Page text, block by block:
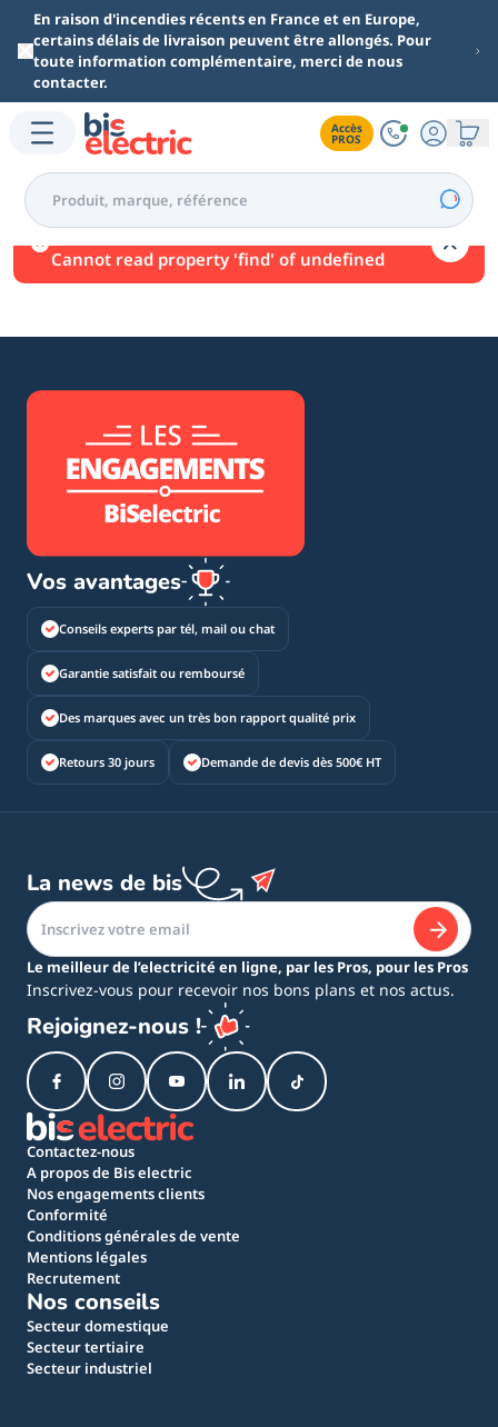
Aller au contenu principal
En raison d'incendies récents en France et en Europe,
certains délais de livraison peuvent être allongés. Pour
toute information complémentaire, merci de nous
contacter.
Accès
PROS
Une erreur est survenue.
Cannot read property 'find' of undefined
Vos avantages
Conseils experts par tél, mail ou chat
Garantie satisfait ou remboursé
Des marques avec un très bon rapport qualité prix
Retours 30 jours Demande de devis dès 500€ HT
La news de bis
Le meilleur de l’electricité en ligne, par les Pros, pour les Pros
Inscrivez-vous pour recevoir nos bons plans et nos actus.
Rejoignez-nous !
Contactez-nous
A propos de Bis electric
Nos engagements clients
Conformité
Conditions générales de vente
Mentions légales
Recrutement
Nos conseils
Secteur domestique
Secteur tertiaire
Secteur industriel